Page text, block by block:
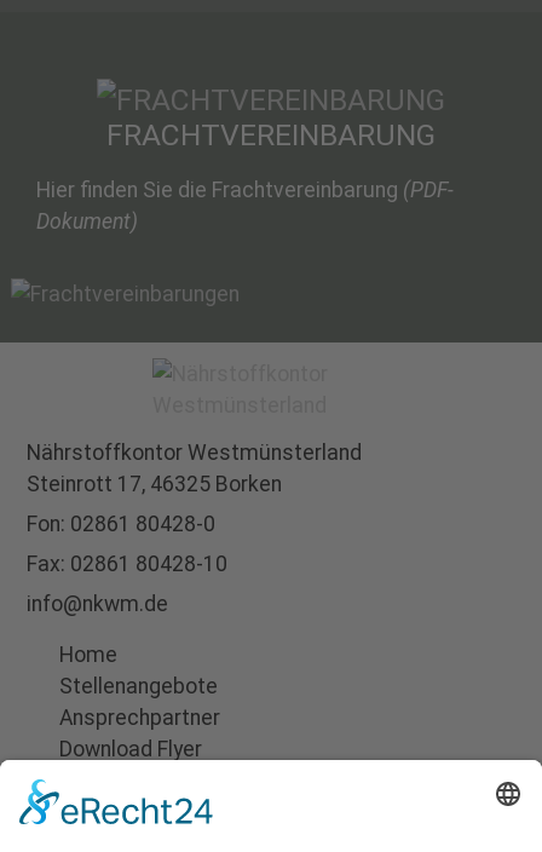
FRACHTVEREINBARUNG
Hier finden Sie die Frachtvereinbarung (PDF-
Dokument)
NährstoffkontorWestmünsterland
Steinrott 17, 46325 Borken
Fon: 02861 80428-0
Fax: 02861 80428-10
info@nkwm.de
Home
Stellenangebote
Ansprechpartner
Download Flyer
Impressum